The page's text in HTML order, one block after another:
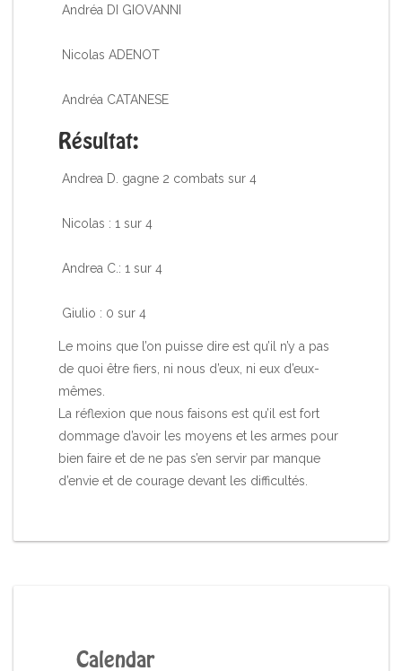
Andréa DI GIOVANNI
Nicolas ADENOT
Andréa CATANESE
Résultat:
Andrea D. gagne 2 combats sur 4
Nicolas : 1 sur 4
Andrea C.: 1 sur 4
Giulio : 0 sur 4
Le moins que l’on puisse dire est qu’il n’y a pas
de quoi être fiers, ni nous d’eux, ni eux d’eux-
mêmes.
La réflexion que nous faisons est qu’il est fort
dommage d’avoir les moyens et les armes pour
bien faire et de ne pas s’en servir par manque
d’envie et de courage devant les difficultés.
Calendar